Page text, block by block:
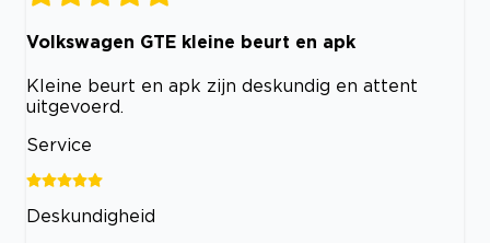
Volkswagen GTE kleine beurt en apk
Kleine beurt en apk zijn deskundig en attent
uitgevoerd.
Service
Deskundigheid